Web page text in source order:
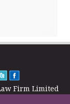
Firm Limited